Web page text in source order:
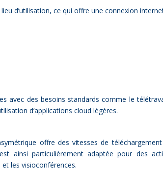
d’utilisation, ce qui offre une connexion
avec des besoins standards comme le
d’applications cloud légères.
offre des vitesses de
ainsi particulièrement adaptée pour des
les visioconférences.